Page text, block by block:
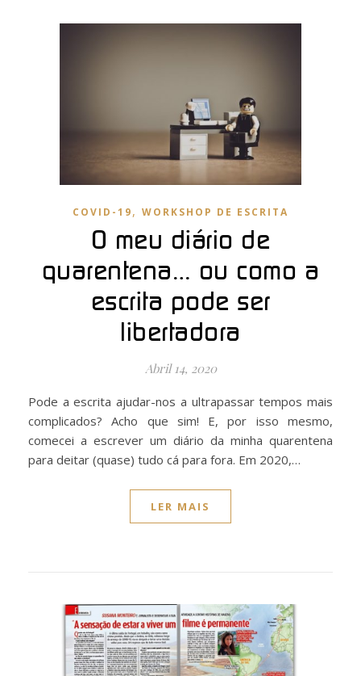
COVID-19, WORKSHOP DE ESCRITA
O meu diário de
quarentena… ou como a
escrita pode ser
libertadora
Abril 14, 2020
Pode a escrita ajudar-nos a ultrapassar tempos mais
complicados? Acho que sim! E, por isso mesmo,
comecei a escrever um diário da minha quarentena
para deitar (quase) tudo cá para fora. Em 2020,…
LER MAIS